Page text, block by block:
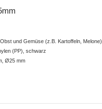
und Gemüse (z.B. Kartoffeln, Melone)
(PP), schwarz
Ø25 mm